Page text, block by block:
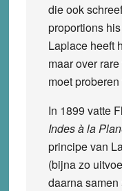
die ook
proportions
Laplace heeft
maar over
moet
In 1899 vatte
Indes à la
principe van
(bijna zo
daarna samen